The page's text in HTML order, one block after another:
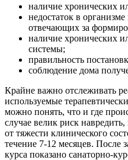
наличие хронических
недостаток в
отвечающих за
наличие хронических
системы;
правильность
соблюдение дома
Крайне важно отслеживать
используемые
можно понять, что и где
случае велик риск
от тяжести клинического
течение 7-12 месяцев. После
курса показано санаторно-